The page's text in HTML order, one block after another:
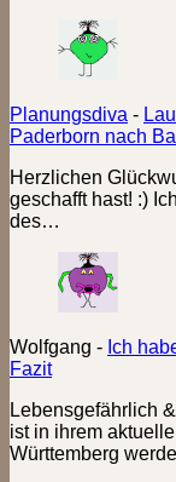
Planungsdiva -
Paderborn nach
Herzlichen
geschafft hast! :)
des…
Wolfgang - Ich
Fazit
Lebensgefährlich
ist in ihrem
Württemberg